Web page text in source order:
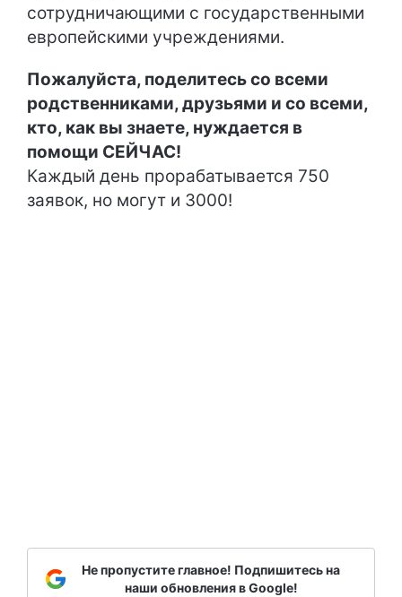
сотрудничающими с государственными
европейскими учреждениями.
Пожалуйста, поделитесь со всеми
родственниками, друзьями и со всеми,
кто, как вы знаете, нуждается в
помощи СЕЙЧАС!
Каждый день прорабатывается 750
заявок, но могут и 3000!
Не пропустите главное! Подпишитесь на
наши обновления в Google!